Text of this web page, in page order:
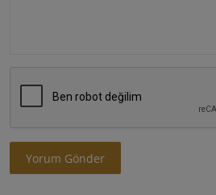
Yorum Gönder